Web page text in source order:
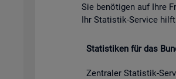
Sie be­nö­ti­gen auf Ihre
Ihr Sta­tis­tik-Ser­vice
Sta­tis­ti­ken für das
Zen­tra­ler Sta­tis­tik-